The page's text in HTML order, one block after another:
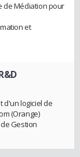
de Médiation pour
et
d'un logiciel de
(Orange)
Gestion